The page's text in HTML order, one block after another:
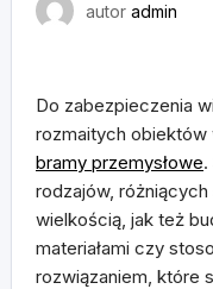
autor admin
Do zabezpieczenia
rozmaitych
bramy przemysłowe
rodzajów,
wielkością, jak też
materiałami czy
rozwiązaniem, które